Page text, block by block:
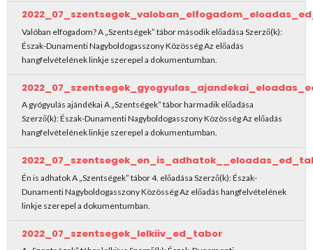
Valóban elfogadom? A „Szentségek” tábor második előadása Szerző(k):
Észak-Dunamenti Nagyboldogasszony Közösség Az előadás
hangfelvételének linkje szerepel a dokumentumban.
A gyógyulás ajándékai A „Szentségek” tábor harmadik előadása
Szerző(k): Észak-Dunamenti Nagyboldogasszony Közösség Az előadás
hangfelvételének linkje szerepel a dokumentumban.
Én is adhatok A „Szentségek” tábor 4. előadása Szerző(k): Észak-
Dunamenti Nagyboldogasszony Közösség Az előadás hangfelvételének
linkje szerepel a dokumentumban.
2022_07_szentsegek_lelkiiv_ed_tabor